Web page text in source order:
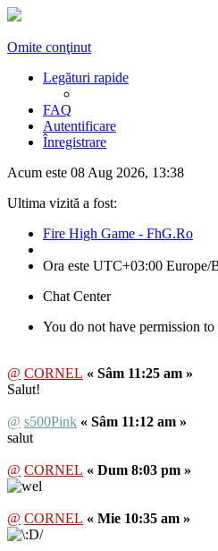
Omite conţinut
Legături rapide
FAQ
Autentificare
Înregistrare
Acum este 08 Aug 2026, 13:38
Ultima vizită a fost:
Fire High Game - FhG.Ro
Ora este UTC+03:00 Europe/
Chat Center
You do not have permission to
@ CORNEL « Sâm 11:25 am »
Salut!
@ s500Pink « Sâm 11:12 am »
salut
@ CORNEL « Dum 8:03 pm »
@ CORNEL « Mie 10:35 am »